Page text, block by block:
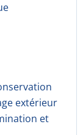
extérieur
et